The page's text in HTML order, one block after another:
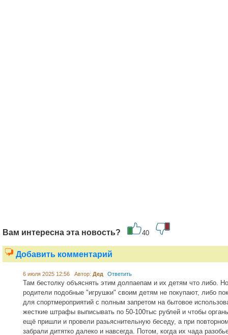
Вам интересна эта новость? 40
Добавить комментарий
6 июля 2025 12:56 Автор: Дед Ответить
Там бестолку объяснять этим долпаепам и их детям что либо.
родители подобные "игрушки" своим детям не покупают, либо
для спортмероприятий с полным запретом на бытовое
жесткие штрафы выписывать по 50-100тыс рублей и чтобы
ещё пришли и провели разьяснительную беседу, а при
забрали дитятко далеко и навсегда. Потом, когда их чада